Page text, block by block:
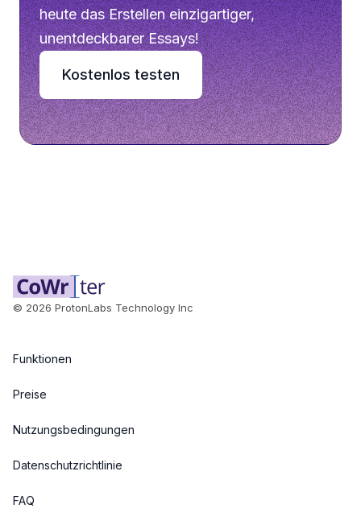
heute das Erstellen einzigartiger,
unentdeckbarer Essays!
Kostenlos testen
© 2026 ProtonLabs Technology Inc
Funktionen
Preise
Nutzungsbedingungen
Datenschutzrichtlinie
FAQ